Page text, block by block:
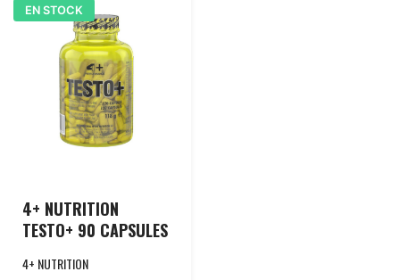
EN STOCK
4+ NUTRITION
TESTO+ 90 CAPSULES
4+ NUTRITION